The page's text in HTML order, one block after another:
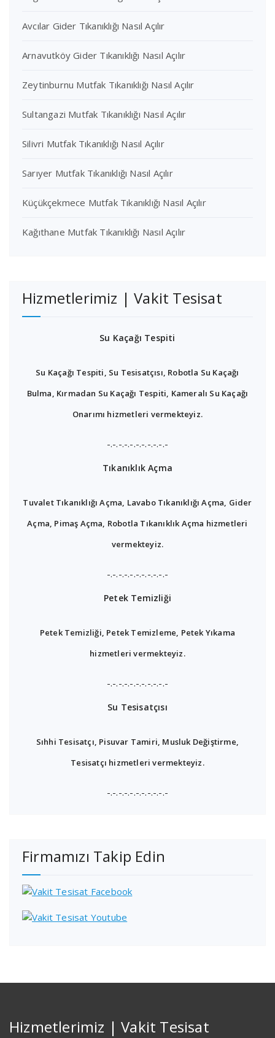
Avcılar Gider Tıkanıklığı Nasıl Açılır
Arnavutköy Gider Tıkanıklığı Nasıl Açılır
Zeytinburnu Mutfak Tıkanıklığı Nasıl Açılır
Sultangazi Mutfak Tıkanıklığı Nasıl Açılır
Silivri Mutfak Tıkanıklığı Nasıl Açılır
Sarıyer Mutfak Tıkanıklığı Nasıl Açılır
Küçükçekmece Mutfak Tıkanıklığı Nasıl Açılır
Kağıthane Mutfak Tıkanıklığı Nasıl Açılır
Hizmetlerimiz | Vakit Tesisat
Su Kaçağı Tespiti
Su Kaçağı Tespiti, Su Tesisatçısı, Robotla Su Kaçağı
Bulma, Kırmadan Su Kaçağı Tespiti, Kameralı Su Kaçağı
Onarımı hizmetleri vermekteyiz.
-.-.-.-.-.-.-.-.-.-.-
Tıkanıklık Açma
Tuvalet Tıkanıklığı Açma, Lavabo Tıkanıklığı Açma, Gider
Açma, Pimaş Açma, Robotla Tıkanıklık Açma hizmetleri
vermekteyiz.
-.-.-.-.-.-.-.-.-.-.-
Petek Temizliği
Petek Temizliği, Petek Temizleme, Petek Yıkama
hizmetleri vermekteyiz.
-.-.-.-.-.-.-.-.-.-.-
Su Tesisatçısı
Sıhhi Tesisatçı, Pisuvar Tamiri, Musluk Değiştirme,
Tesisatçı hizmetleri vermekteyiz.
-.-.-.-.-.-.-.-.-.-.-
Firmamızı Takip Edin
Hizmetlerimiz | Vakit Tesisat